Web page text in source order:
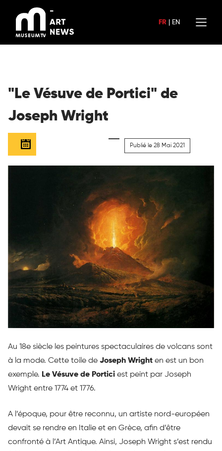
contenu
FR EN
"Le Vésuve de Portici" de
Joseph Wright
Publié le 28 Mai 2021
Au 18e siècle les peintures spectaculaires de volcans sont
à la mode. Cette toile de Joseph Wright en est un bon
exemple. Le Vésuve de Portici est peint par Joseph
Wright entre 1774 et 1776.
A l’époque, pour être reconnu, un artiste nord-européen
devait se rendre en Italie et en Grèce, afin d’être
confronté à l’Art Antique. Ainsi, Joseph Wright s’est rendu